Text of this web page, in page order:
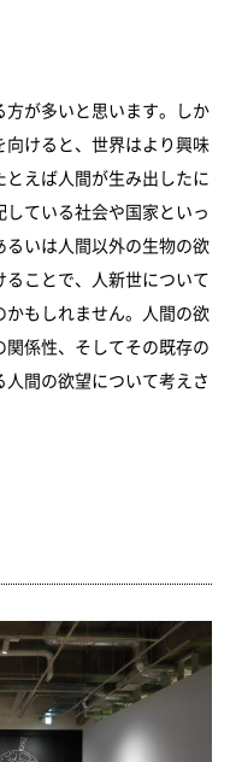
が多いと思います。しか
向けると、世界はより興味
えば人間が生み出したに
ている社会や国家といっ
るいは人間以外の生物の欲
ことで、人新世について
かもしれません。人間の欲
係性、そしてその既存の
間の欲望について考えさ